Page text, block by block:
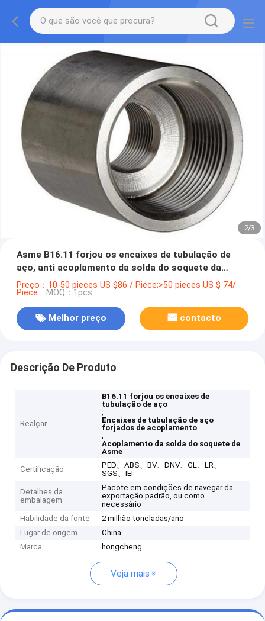
2/3
Asme B16.11 forjou os encaixes de tubulação de
aço, anti acoplamento da solda do soquete da
oxidação
Preço：10-50 pieces US $86 / Piece;>50 pieces US $ 74/
Piece MOQ：1pcs
Melhor preço contacto
Descrição De Produto
Realçar
B16.11 forjou os encaixes de
tubulação de aço
,
Encaixes de tubulação de aço
forjados de acoplamento
,
Acoplamento da solda do soquete de
Asme
Certificação
PED、ABS、BV、DNV、GL、LR、
SGS、IEI
Detalhes da
embalagem
Pacote em condições de navegar da
exportação padrão, ou como
necessário
Habilidade da fonte
2 milhão toneladas/ano
Lugar de origem
China
Marca
hongcheng
Veja mais